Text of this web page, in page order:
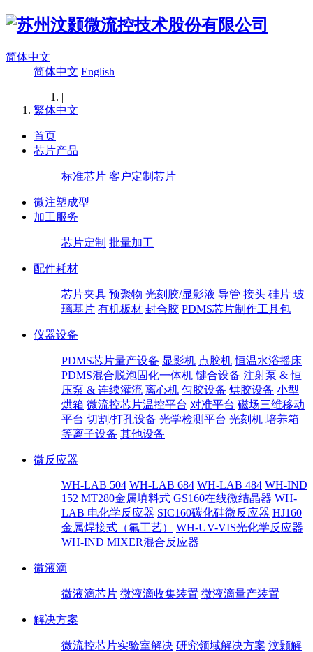
简体中文
简体中文 English
|
繁体中文
首页
芯片产品
标准芯片 客户定制芯片
微注塑成型
加工服务
芯片定制 批量加工
配件耗材
芯片夹具 预聚物 光刻胶/显影液 导管 接头 硅片 玻
璃基片 有机板材 封合胶 PDMS芯片制作工具包
仪器设备
PDMS芯片量产设备 显影机 点胶机 恒温水浴摇床
PDMS混合脱泡固化一体机 键合设备 注射泵 & 恒
压泵 & 连续灌流 离心机 匀胶设备 烘胶设备 小型
烘箱 微流控芯片温控平台 对准平台 磁场三维移动
平台 切割/打孔设备 光学检测平台 光刻机 培养箱
等离子设备 其他设备
微反应器
WH-LAB 504 WH-LAB 684 WH-LAB 484 WH-IND
152 MT280金属填料式 GS160在线微结晶器 WH-
LAB 电化学反应器 SIC160碳化硅微反应器 HJ160
金属焊接式（氟工艺）
WH-UV-VIS光化学反应器
WH-IND MIXER混合反应器
微液滴
微液滴芯片 微液滴收集装置 微液滴量产装置
解决方案
微流控芯片实验室解决 研究领域解决方案 汶颢解